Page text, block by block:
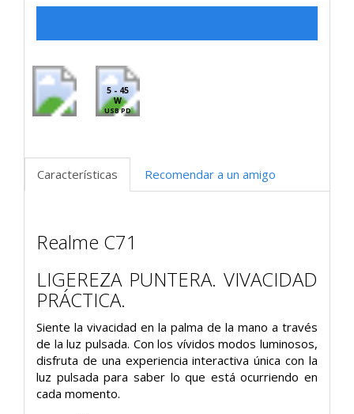
5 - 45
W
USB PD
Características Recomendar a un amigo
Realme C71
LIGEREZA PUNTERA. VIVACIDAD
PRÁCTICA.
Siente la vivacidad en la palma de la mano a través
de la luz pulsada. Con los vívidos modos luminosos,
disfruta de una experiencia interactiva única con la
luz pulsada para saber lo que está ocurriendo en
cada momento.